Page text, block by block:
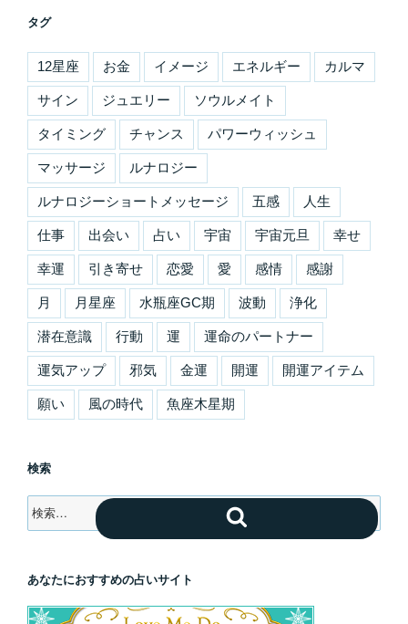
タグ
12星座 お金 イメージ エネルギー カルマ
サイン ジュエリー ソウルメイト
タイミング チャンス パワーウィッシュ
マッサージ ルナロジー
ルナロジーショートメッセージ 五感 人生
仕事 出会い 占い 宇宙 宇宙元旦 幸せ
幸運 引き寄せ 恋愛 愛 感情 感謝
月 月星座 水瓶座GC期 波動 浄化
潜在意識 行動 運 運命のパートナー
運気アップ 邪気 金運 開運 開運アイテム
願い 風の時代 魚座木星期
検索
検
索:
索
あなたにおすすめの占いサイト